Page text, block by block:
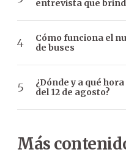
entrevista que
Cómo funciona el
de buses
¿Dónde y a qué
del 12 de agosto?
Más